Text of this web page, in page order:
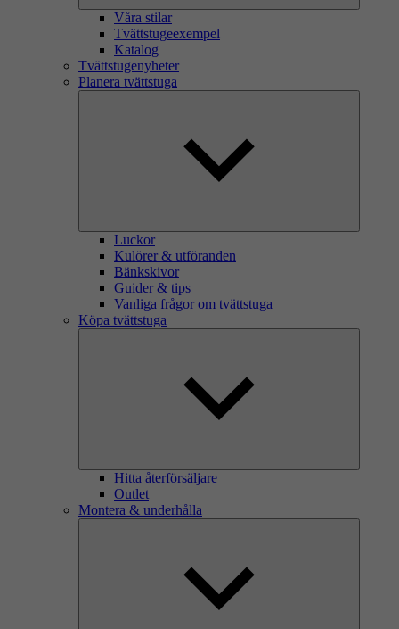
Våra stilar
Tvättstugeexempel
Katalog
Tvättstugenyheter
Planera tvättstuga
Luckor
Kulörer & utföranden
Bänkskivor
Guider & tips
Vanliga frågor om tvättstuga
Köpa tvättstuga
Hitta återförsäljare
Outlet
Montera & underhålla